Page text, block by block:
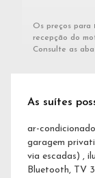
Os preços para
recepção do
Consulte as
As suítes
ar-
garagem
via escadas) ,
Bluetooth, TV